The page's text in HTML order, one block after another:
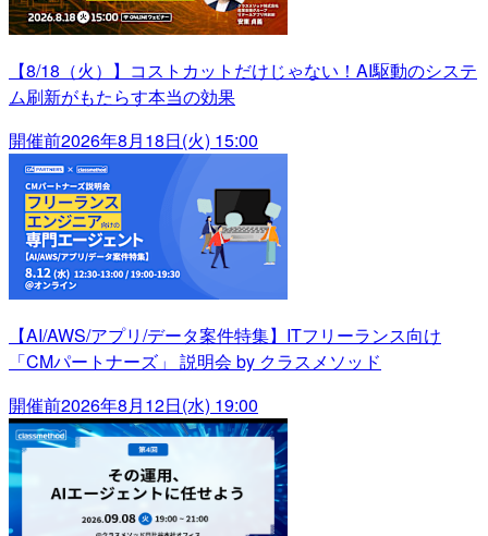
【8/18（火）】コストカットだけじゃない！AI駆動のシステ
ム刷新がもたらす本当の効果
開催前2026年8月18日(火) 15:00
【AI/AWS/アプリ/データ案件特集】ITフリーランス向け
「CMパートナーズ」 説明会 by クラスメソッド
開催前2026年8月12日(水) 19:00